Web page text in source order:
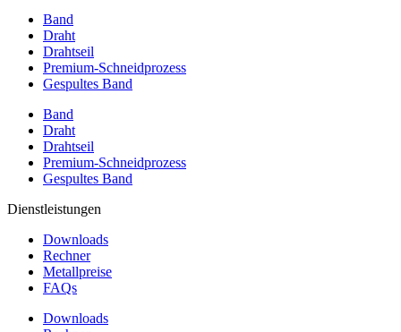
Band
Draht
Drahtseil
Premium-Schneidprozess
Gespultes Band
Band
Draht
Drahtseil
Premium-Schneidprozess
Gespultes Band
Dienstleistungen
Downloads
Rechner
Metallpreise
FAQs
Downloads